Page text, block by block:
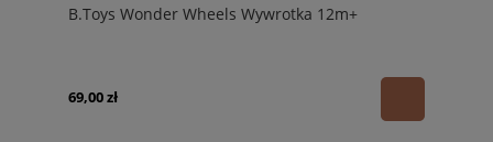
B.Toys Wonder Wheels Wywrotka 12m+
69,00 zł